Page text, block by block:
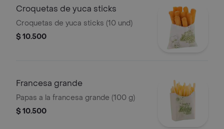
Croquetas de yuca sticks
Croquetas de yuca sticks (10 und)
$ 10.500
Francesa grande
Papas a la francesa grande (100 g)
$ 10.500